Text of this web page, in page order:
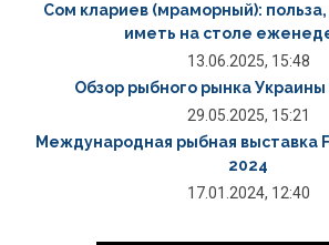
Сом клариев (мраморный):
иметь на столе
13.06.2025, 15:48
Обзор рыбного рынка Украины
29.05.2025, 15:21
Международная рыбная выставка
2024
17.01.2024, 12:40